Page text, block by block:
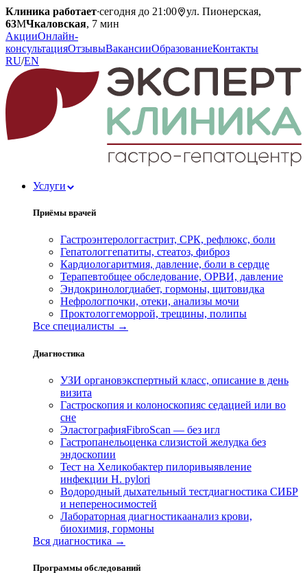
Клиника работает·сегодня до 21:00
ул. Пионерская,
63МЧкаловская, 7 мин
АкцииОнлайн-
консультацияОтзывыВакансииОбразованиеКонтакты
RU/EN
Услуги
Приёмы врачей
Гастроэнтерологгастрит, СРК, рефлюкс, боли
Гепатологгепатиты, стеатоз, фиброз
Кардиологаритмия, давление, боли в сердце
Терапевтобщее обследование, ОРВИ, давление
Эндокринологдиабет, гормоны, щитовидка
Нефрологпочки, отеки, анализы мочи
Проктологгеморрой, трещины, полипы
Все специалисты →
Диагностика
УЗИ органовэкспертный класс, описание в день
визита
Гастроскопия и колоноскопияс седацией или во
сне
ЭластографияFibroScan — без игл
Гастропанельоценка слизистой желудка без
эндоскопии
Тест на Хеликобактер пилоривыявление
инфекции H. pylori
Водородный дыхательный тестдиагностика СИБР
и непереносимостей
Лабораторная диагностикаанализ крови,
биохимия, гормоны
Вся диагностика →
Программы обследований